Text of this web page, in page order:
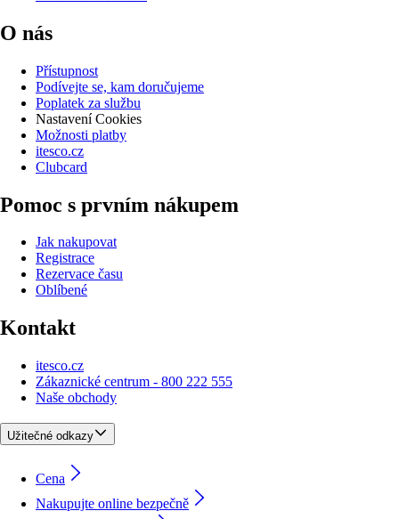
O nás
Přístupnost
Podívejte se, kam doručujeme
Poplatek za službu
Nastavení Cookies
Možnosti platby
itesco.cz
Clubcard
Pomoc s prvním nákupem
Jak nakupovat
Registrace
Rezervace času
Oblíbené
Kontakt
itesco.cz
Zákaznické centrum - 800 222 555
Naše obchody
Užitečné odkazy
Cena
Nakupujte online bezpečně